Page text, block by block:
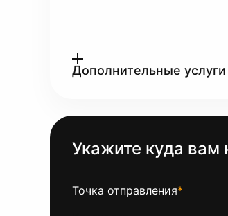
Дополнительные услуги
Укажите куда вам
Точка отправления*